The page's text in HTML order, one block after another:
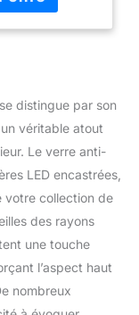
distingue par son
véritable atout
Le verre anti-
LED encastrées,
votre collection de
des rayons
une touche
l’aspect haut
nombreux